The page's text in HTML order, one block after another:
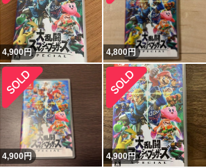
いいね！
4,900円 4,800円
4,900円 4,900円